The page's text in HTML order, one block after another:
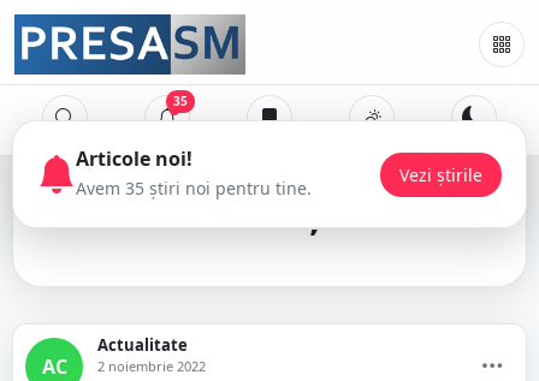
35
artiști
AC
Actualitate
2 noiembrie 2022
Articole noi!
Avem 35 știri noi pentru tine.
Vezi știrile